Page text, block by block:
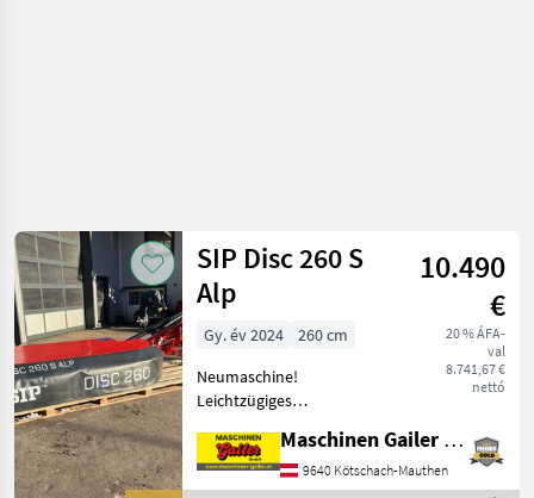
SIP Disc 260 S
Alp
10.490
€
20 % ÁFA-
val
8.741,67 €
nettó
Gy. év 2024
260 cm
Neumaschine!
Leichtzügiges
Arbeitsbreite in
serienmäßiger Ausstattung
Maschinen Gailer GmbH
9640 Kötschach-Mauthen